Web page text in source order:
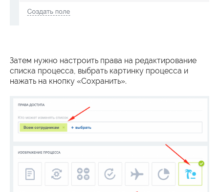
Затем нужно настроить права на редактирование
списка процесса, выбрать картинку процесса и
нажать на кнопку «Сохранить».